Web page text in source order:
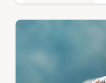
recette
Dessert Triple
aérien, parfait